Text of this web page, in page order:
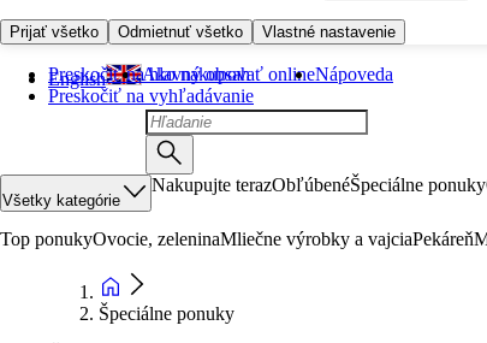
Prijať všetko Odmietnuť všetko Vlastné nastavenie
Preskočiť na hlavný obsah
Preskočiť na vyhľadávanie
English Ako nakupovať onlineNápoveda
Všetky kategórie
Nakupujte terazObľúbenéŠpeciálne ponuky
Top ponukyOvocie, zeleninaMliečne výrobky a vajciaPekáreň
Špeciálne ponuky